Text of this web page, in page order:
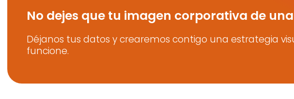
No dejes que tu imagen corporativa de
Déjanos tus datos y crearemos contigo una estrategia
funcione.